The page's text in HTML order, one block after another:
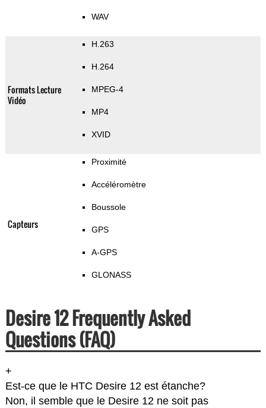
WAV
Formats Lecture
Vidéo
H.263
H.264
MPEG-4
MP4
XVID
Capteurs
Proximité
Accéléromètre
Boussole
GPS
A-GPS
GLONASS
Desire 12 Frequently Asked
Questions (FAQ)
+
Est-ce que le HTC Desire 12 est étanche?
Non, il semble que le Desire 12 ne soit pas